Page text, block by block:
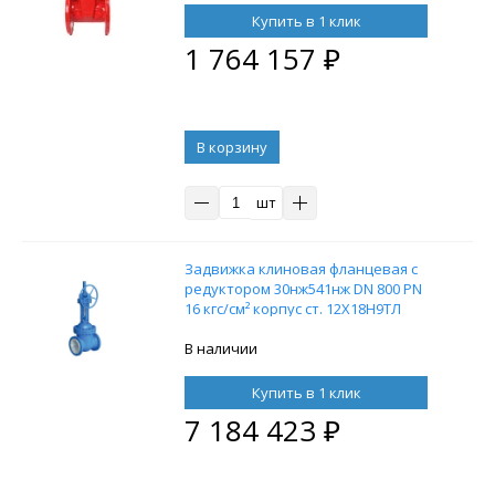
Купить в 1 клик
1 764 157 ₽
В корзину
шт
Задвижка клиновая фланцевая с
редуктором 30нж541нж DN 800 PN
16 кгс/см² корпус ст. 12Х18Н9ТЛ
В наличии
Купить в 1 клик
7 184 423 ₽